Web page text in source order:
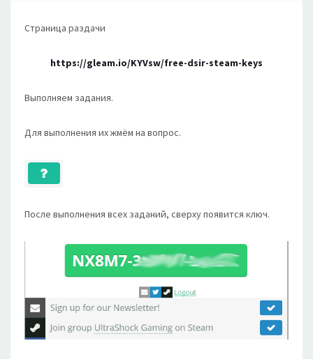
Страница раздачи
https://gleam.io/KYVsw/free-dsir-steam-keys
Выполняем задания.
Для выполнения их жмём на вопрос.
После выполнения всех заданий, сверху появится ключ.